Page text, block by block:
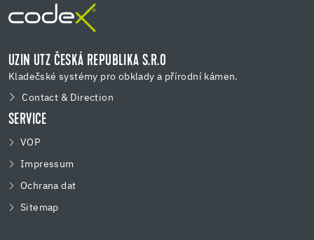
UZIN UTZ ČESKÁ REPUBLIKA S.R.O
Kladečské systémy pro obklady a přírodní kámen.
Contact & Direction
SERVICE
VOP
Impressum
Ochrana dat
Sitemap